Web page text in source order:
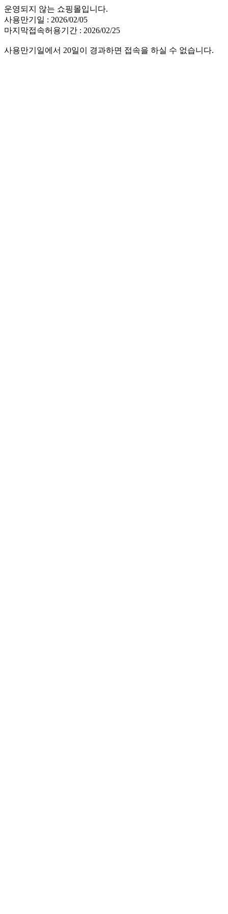
운영되지 않는 쇼핑몰입니다.
사용만기일 : 2026/02/05
마지막접속허용기간 : 2026/02/25
사용만기일에서 20일이 경과하면 접속을 하실 수 없습니다.